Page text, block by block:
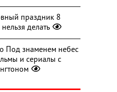
праздник 8
нельзя делать
Под знаменем небес
и сериалы с